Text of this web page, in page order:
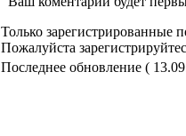
Только зарегистрированные
Пожалуйста
Последнее обновление (